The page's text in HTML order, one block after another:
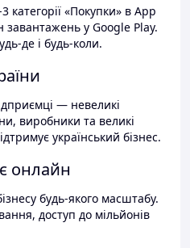
категорії «Покупки» в App
завантажень у Google Play.
де і будь-коли.
— невеликі
виробники та великі
український бізнес.
онлайн
будь-якого масштабу.
доступ до мільйонів